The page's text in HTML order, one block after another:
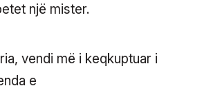
një mister.